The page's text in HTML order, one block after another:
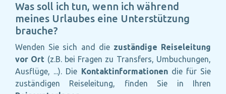
Was soll ich tun, wenn ich während
meines Urlaubes eine Unterstützung
brauche?
Wenden Sie sich and die zuständige Reiseleitung
vor Ort (z.B. bei Fragen zu Transfers, Umbuchungen,
Ausflüge, ...). Die Kontaktinformationen die für Sie
zuständigen Reiseleitung, finden Sie in Ihren